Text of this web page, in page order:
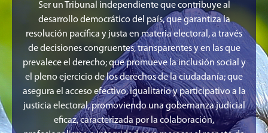
Ser un Tribunal independiente que contribuye al
desarrollo democrático del país, que garantiza la
resolución pacífica y justa en materia electoral, a través
de decisiones congruentes, transparentes y en las que
prevalece el derecho; que promueve la inclusión social y
el pleno ejercicio de los derechos de la ciudadanía; que
asegura el acceso efectivo, igualitario y participativo a la
justicia electoral, promoviendo una gobernanza judicial
eficaz, caracterizada por la colaboración,